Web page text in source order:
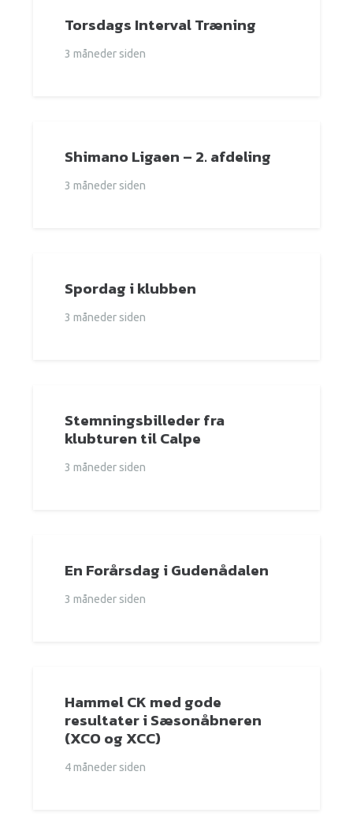
Torsdags Interval Træning
3 måneder siden
Shimano Ligaen – 2. afdeling
3 måneder siden
Spordag i klubben
3 måneder siden
Stemningsbilleder fra
klubturen til Calpe
3 måneder siden
En Forårsdag i Gudenådalen
3 måneder siden
Hammel CK med gode
resultater i Sæsonåbneren
(XCO og XCC)
4 måneder siden